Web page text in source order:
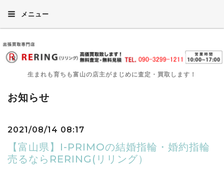
メニュー
生まれも育ちも富山の店主がまじめに査定・買取します！
お知らせ
2021/08/14 08:17
【富山県】I-PRIMOの結婚指輪・婚約指輪
売るならRERING(リリング）